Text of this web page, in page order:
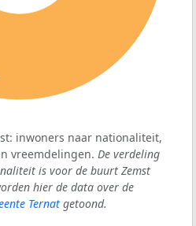
inwoners naar nationaliteit,
vreemdelingen. De verdeling
is voor de buurt Zemst
hier de data over de
Ternat getoond.